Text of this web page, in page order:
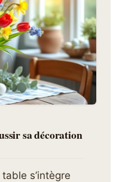
sa décoration
s’intègre